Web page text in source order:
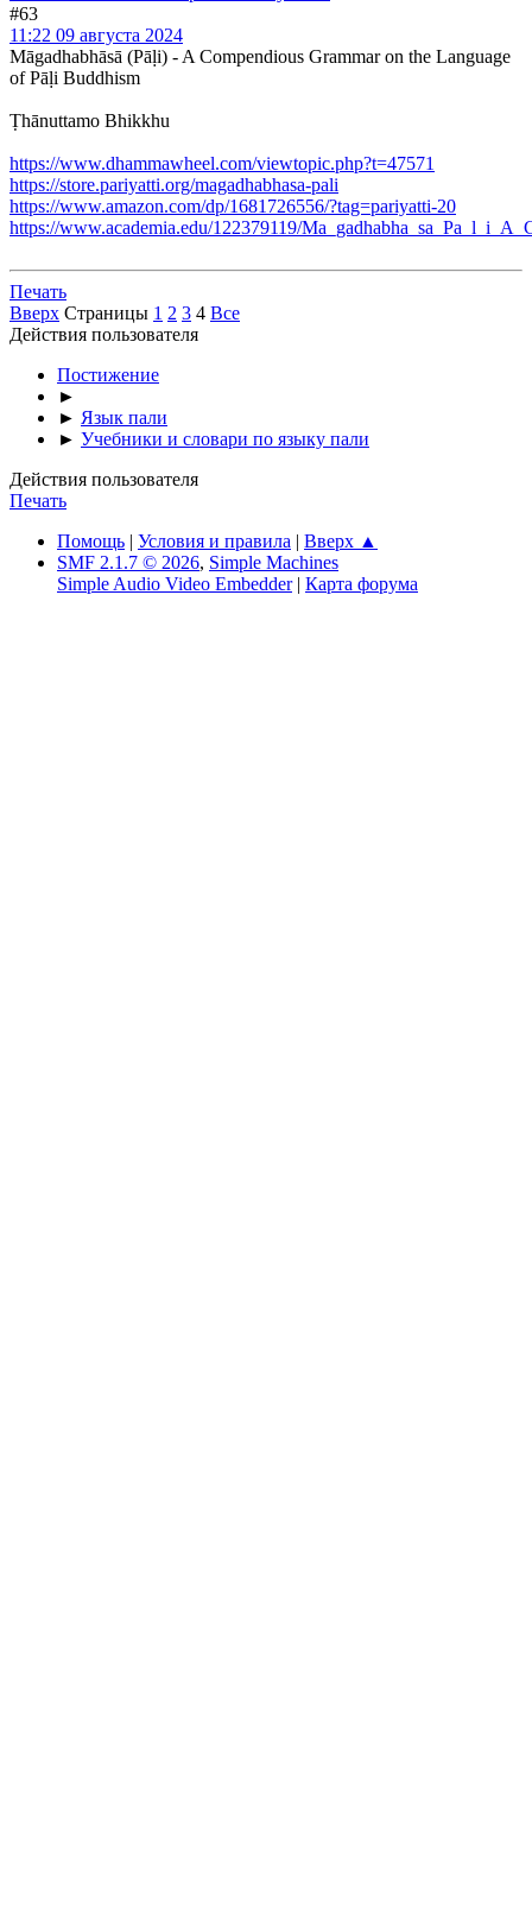
#63
11:22 09 августа 2024
Māgadhabhāsā (Pāḷi) - A Compendious Grammar on the Language
of Pāḷi Buddhism
Ṭhānuttamo Bhikkhu
https://www.dhammawheel.com/viewtopic.php?t=47571
https://store.pariyatti.org/magadhabhasa-pali
https://www.amazon.com/dp/1681726556/?tag=pariyatti-20
https://www.academia.edu/122379119/
Печать
Вверх Страницы 1 2 3 4 Все
Действия пользователя
Постижение
►
► Язык пали
► Учебники и словари по языку пали
Действия пользователя
Печать
Помощь | Условия и правила | Вверх ▲
SMF 2.1.7 © 2026, Simple Machines
Simple Audio Video Embedder| Карта форума